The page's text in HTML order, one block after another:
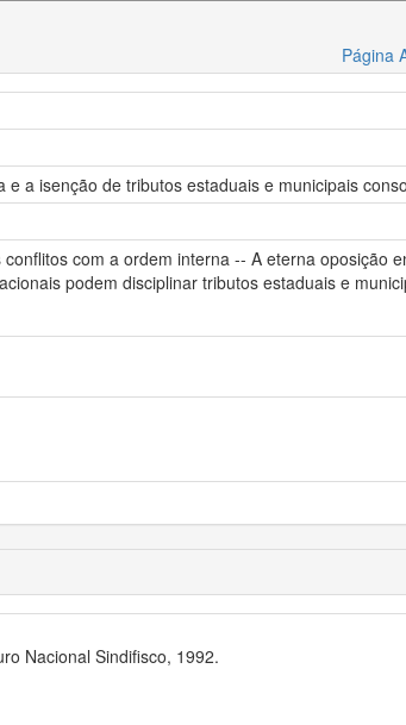
Página
a isenção de tributos estaduais e municipais
com a ordem interna -- A eterna oposição
podem disciplinar tributos estaduais e
Nacional Sindifisco, 1992.